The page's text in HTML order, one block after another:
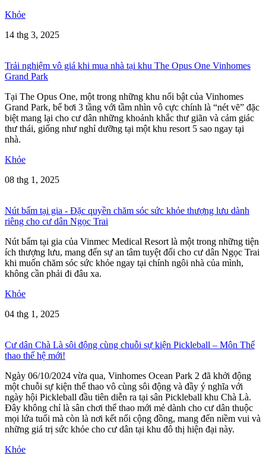
Khỏe
14 thg 3, 2025
Trải nghiệm vô giá khi mua nhà tại khu The Opus One Vinhomes
Grand Park
Tại The Opus One, một trong những khu nổi bật của Vinhomes
Grand Park, bể bơi 3 tầng với tầm nhìn vô cực chính là “nét vẽ” đặc
biệt mang lại cho cư dân những khoảnh khắc thư giãn và cảm giác
thư thái, giống như nghỉ dưỡng tại một khu resort 5 sao ngay tại
nhà.
Khỏe
08 thg 1, 2025
Nút bấm tại gia - Đặc quyền chăm sóc sức khỏe thượng lưu dành
riêng cho cư dân Ngọc Trai
Nút bấm tại gia của Vinmec Medical Resort là một trong những tiện
ích thượng lưu, mang đến sự an tâm tuyệt đối cho cư dân Ngọc Trai
khi muốn chăm sóc sức khỏe ngay tại chính ngôi nhà của mình,
không cần phải đi đâu xa.
Khỏe
04 thg 1, 2025
Cư dân Chà Là sôi động cùng chuỗi sự kiện Pickleball – Môn Thể
thao thế hệ mới!
Ngày 06/10/2024 vừa qua, Vinhomes Ocean Park 2 đã khởi động
một chuỗi sự kiện thể thao vô cùng sôi động và đầy ý nghĩa với
ngày hội Pickleball đầu tiên diễn ra tại sân Pickleball khu Chà Là.
Đây không chỉ là sân chơi thể thao mới mẻ dành cho cư dân thuộc
mọi lứa tuổi mà còn là nơi kết nối cộng đồng, mang đến niềm vui và
những giá trị sức khỏe cho cư dân tại khu đô thị hiện đại này.
Khỏe